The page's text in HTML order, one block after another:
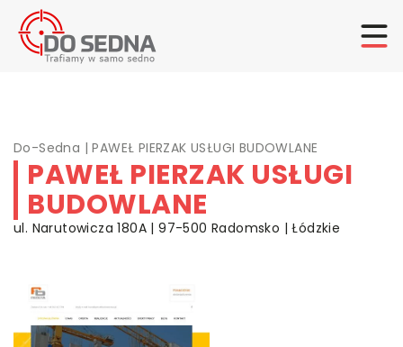
Do-Sedna |PAWEŁ PIERZAK USŁUGI BUDOWLANE
PAWEŁ PIERZAK USŁUGI
BUDOWLANE
ul. Narutowicza 180A | 97-500 Radomsko | Łódzkie